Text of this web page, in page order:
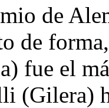
de
de
fue el
(Gilera)